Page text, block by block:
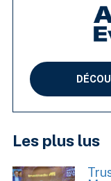
Les plus lus